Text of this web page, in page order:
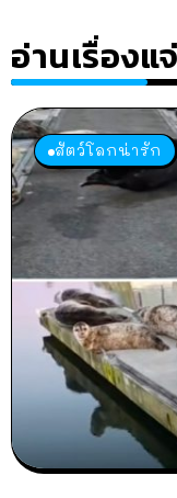
อ่านเรื่องแ
สัตว์โลกน่ารัก